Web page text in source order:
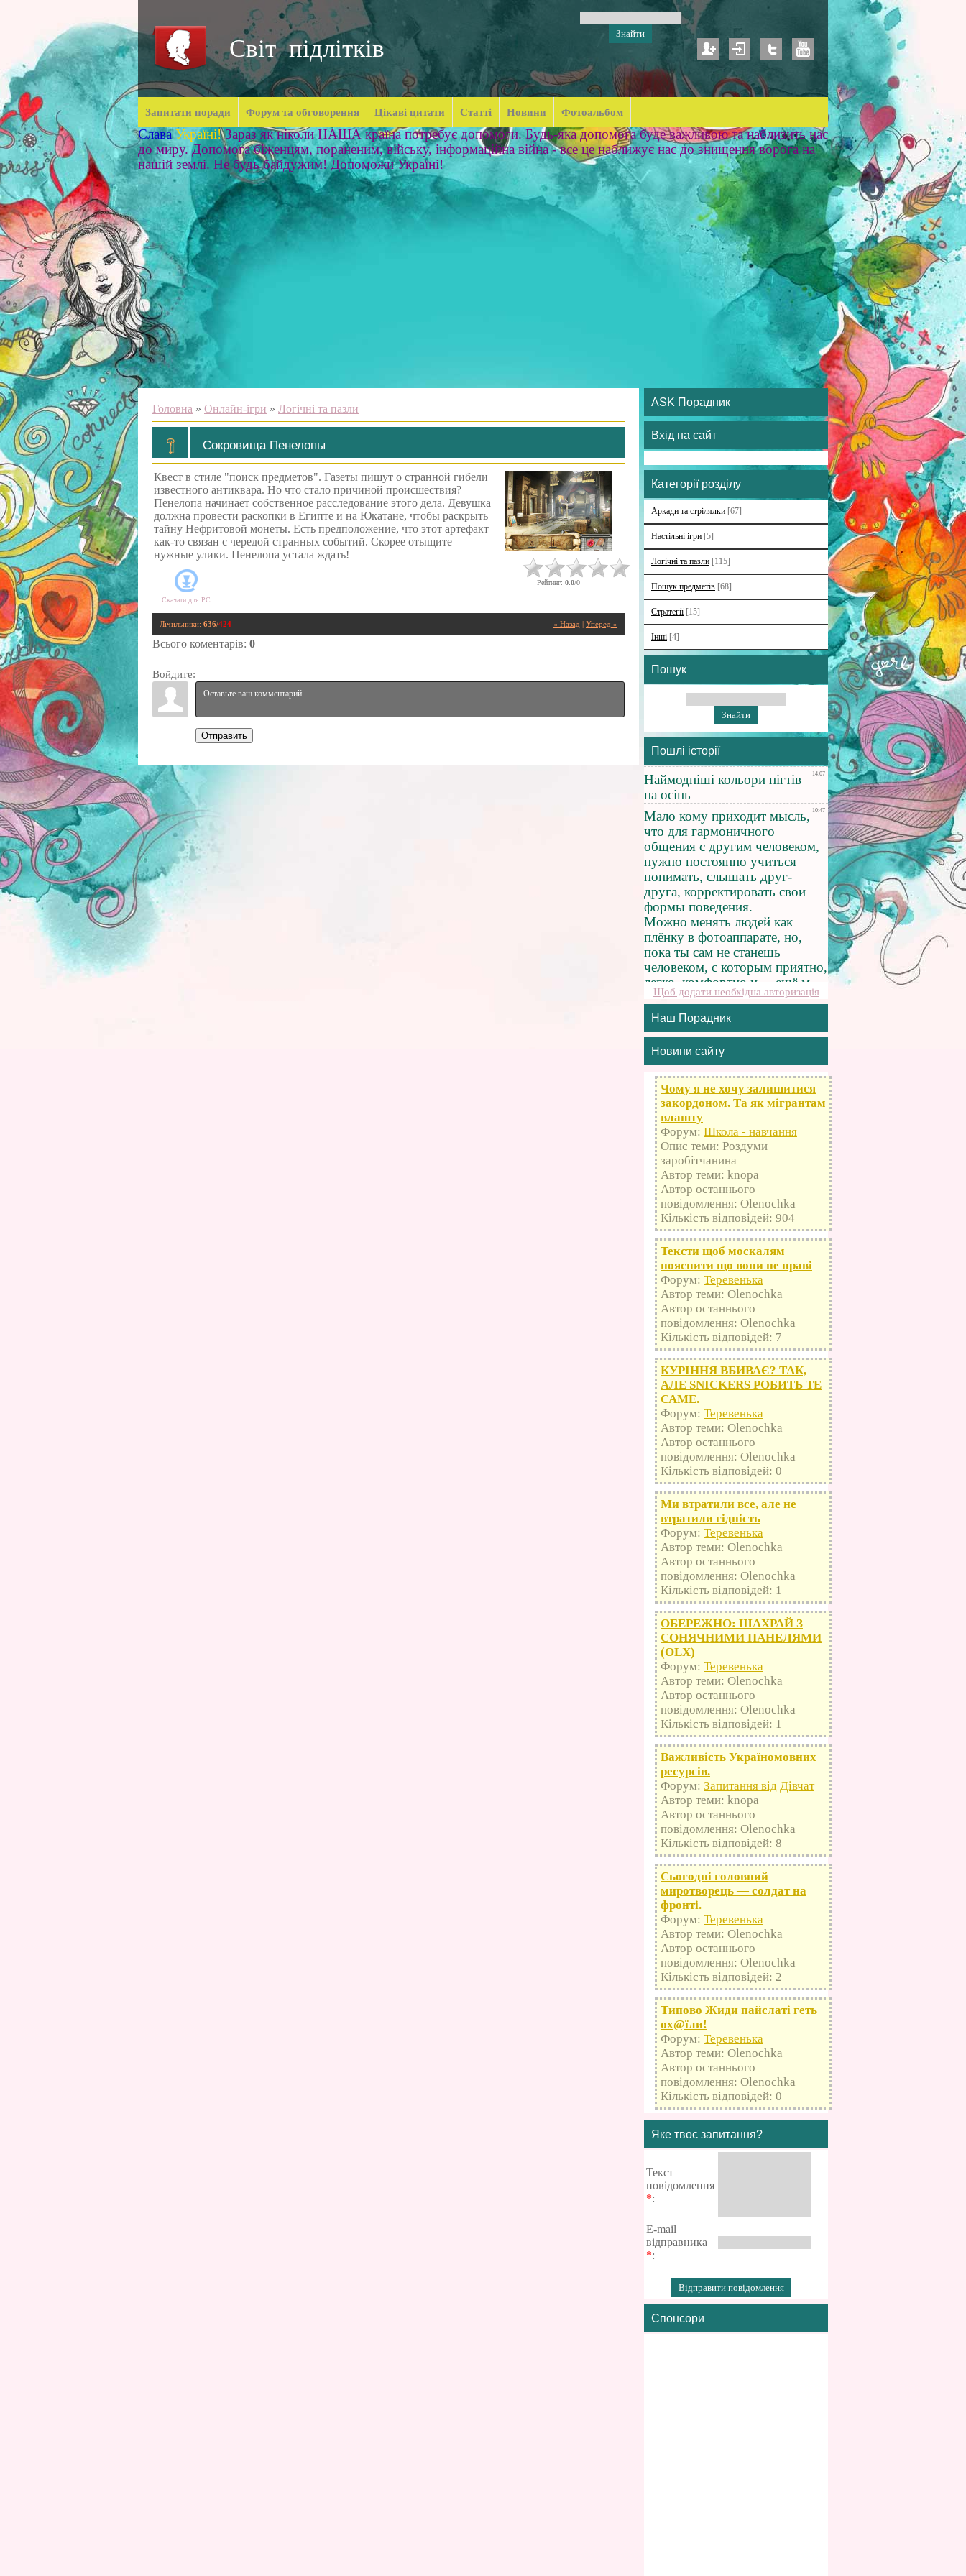
Світ підлітків
Запитати поради Форум та обговорення Цікаві цитати Статті Новини Фотоальбом
Слава Україні! Зараз як ніколи НАША країна потребує допомоги. Будь-яка допомога буде важливою та наблизить нас
до миру. Допомога біженцям, пораненим, війську, інформаційна війна - все це наближує нас до знищення ворога на
нашій землі. Не будь байдужим! Допоможи Україні!
Головна » Онлайн-ігри » Логічні та пазли
Сокровища Пенелопы
Квест в стиле "поиск предметов". Газеты пишут о странной гибели
известного антиквара. Но что стало причиной происшествия?
Пенелопа начинает собственное расследование этого дела. Девушка
должна провести раскопки в Египте и на Юкатане, чтобы раскрыть
тайну Нефритовой монеты. Есть предположение, что этот артефакт
как-то связан с чередой странных событий. Скорее отыщите
нужные улики. Пенелопа устала ждать!
Скачати для PC
Рейтинг: 0.0/0
« Назад Уперед »
Лічильники: 636/424
Всього коментарів: 0
Войдите:
Отправить
ASK Порадник
Вхід на сайт
Категорії розділу
Аркади та стрілялки [67]
Настільні ігри [5]
Логічні та пазли [115]
Пошук предметів [68]
Стратегії [15]
Інші [4]
Пошук
Пошлі історії
Щоб додати необхідна авторизація
Наш Порадник
Новини сайту
Чому я не хочу залишитися
закордоном. Та як мігрантам
влашту
Форум: Школа - навчання
Опис теми: Роздуми
заробітчанина
Автор теми: knopa
Автор останнього
повідомлення: Olenochka
Кількість відповідей: 904
Тексти щоб москалям
пояснити що вони не праві
Форум: Теревенька
Автор теми: Olenochka
Автор останнього
повідомлення: Olenochka
Кількість відповідей: 7
КУРІННЯ ВБИВАЄ? ТАК,
АЛЕ SNICKERS РОБИТЬ ТЕ
САМЕ.
Форум: Теревенька
Автор теми: Olenochka
Автор останнього
повідомлення: Olenochka
Кількість відповідей: 0
Ми втратили все, але не
втратили гідність
Форум: Теревенька
Автор теми: Olenochka
Автор останнього
повідомлення: Olenochka
Кількість відповідей: 1
ОБЕРЕЖНО: ШАХРАЙ З
СОНЯЧНИМИ ПАНЕЛЯМИ
(OLX)
Форум: Теревенька
Автор теми: Olenochka
Автор останнього
повідомлення: Olenochka
Кількість відповідей: 1
Важливість Україномовних
ресурсів.
Форум: Запитання від Дівчат
Автор теми: knopa
Автор останнього
повідомлення: Olenochka
Кількість відповідей: 8
Сьогодні головний
миротворець — солдат на
фронті.
Форум: Теревенька
Автор теми: Olenochka
Автор останнього
повідомлення: Olenochka
Кількість відповідей: 2
Типово Жиди пайслаті геть
оx@їли!
Форум: Теревенька
Автор теми: Olenochka
Автор останнього
повідомлення: Olenochka
Кількість відповідей: 0
Яке твоє запитання?
Текст
повідомлення
*:
E-mail
відправника
*:
Спонсори